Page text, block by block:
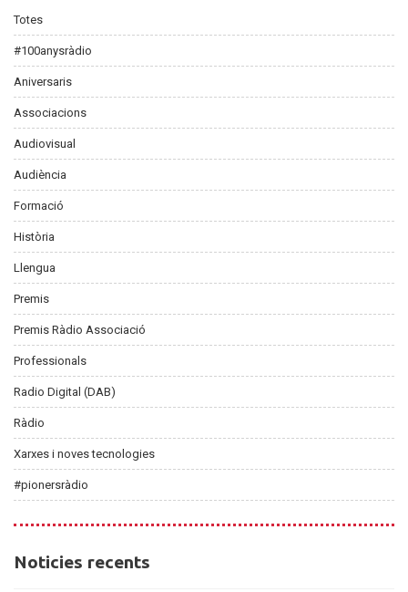
Totes
#100anysràdio
Aniversaris
Associacions
Audiovisual
Audiència
Formació
Història
Llengua
Premis
Premis Ràdio Associació
Professionals
Radio Digital (DAB)
Ràdio
Xarxes i noves tecnologies
#pionersràdio
Noticies
Noticies recents